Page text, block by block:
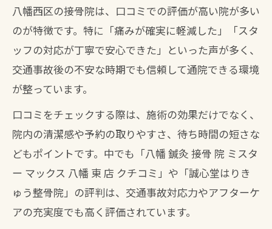
八幡西区の接骨院は、口コミでの評価が高い院が多い
のが特徴です。特に「痛みが確実に軽減した」「スタ
ッフの対応が丁寧で安心できた」といった声が多く、
交通事故後の不安な時期でも信頼して通院できる環境
が整っています。
口コミをチェックする際は、施術の効果だけでなく、
院内の清潔感や予約の取りやすさ、待ち時間の短さな
どもポイントです。中でも「八幡 鍼灸 接骨 院 ミスタ
ー マックス 八幡 東 店 クチコミ」や「誠心堂はりき
ゅう整骨院」の評判は、交通事故対応力やアフターケ
アの充実度でも高く評価されています。